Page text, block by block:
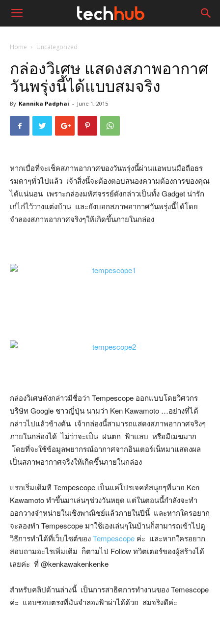
Home Uncategorized
กล่องวิเศษ แสดงสภาพอากาศ
วันพรุ่งนี้ได้แบบสมจริง
By Kannika Padphai - June 1, 2015
หากเบื่อที่จะเช็คสภาพอากาศของวันพรุ่งนี้ผ่านแอพบนมือถือธร
รมดาๆทั่วไปแล้ว เจ้าสิ่งนี้จะต้องตอบสนองความต้องการของคุณ
ได้แน่นอน เพราะกล่องมหัศจรรย์ดังกล่าวเป็นทั้ง Gadget น่ารัก
เก๋ไก๋ไว้วางแต่งบ้าน และยังบอกสภาพอากาศวันพรุ่งนี้ได้โดย
จำลองสภาพอากาศจริงๆให้เกิดขึ้นภายในกล่อง
กล่องวิเศษดังกล่าวมีชื่อว่า Tempescope ออกแบบโดยวิศวกร
บริษัท Google ชาวญี่ปุ่น นามว่า Ken Kawamoto …อย่างที่ได้
กล่าวไปแล้วข้างต้น เจ้ากล่องนี้สามารถแสดงสภาพอากาศจริงๆ
ภายในกล่องได้ ไม่ว่าจะเป็น ฝนตก ฟ้าแลบ หรือมีเมฆมาก
โดยที่จะใช้ข้อมูลพยากรณ์อากาศจากอินเตอร์เน็ทมาแสดงผล
เป็นสภาพอากาศจริงให้เกิดขึ้นภายในกล่อง
แรกเริ่มเดิมที Tempescope เป็นแค่โปรเจคท์สนุกๆที่นาย Ken
Kawamoto ทำขึ้นมาเล่นๆช่วงวันหยุด แต่ในตอนนี้กำลังจะทำ
ออกวางจำหน่ายในเชิงพาณิชย์แล้วภายในปีนี้ และหากใครอยาก
จะลองทำ Tempescope มาใช้เองเล่นๆในบ้านก็สามารถเข้าไปดู
วิธีการทำได้ที่เว็บไซต์ของTempescope ค่ะ และหากใครอยาก
สอบถามอะไรเพิ่มเติม ก็ตามไป Follow ทวิตเตอร์ของผู้สร้างได้
เลยค่ะ ที่ @kenkawakenkenke
สำหรับคลิปด้านล่างนี้ เป็นการสาธิตการทำงานของ Temescope
ค่ะ แอบชอบตรงที่มันจำลองฟ้าผ่าได้ด้วย สมจริงดีค่ะ